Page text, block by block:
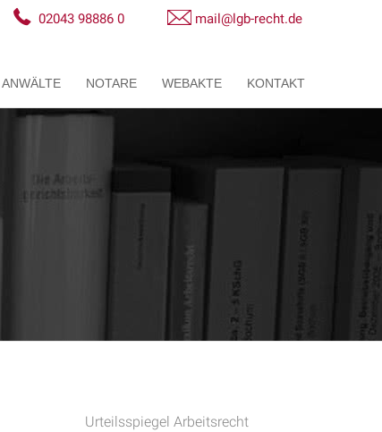
ANWÄLTE NOTARE WEBAKTE KONTAKT
02043 98886 0 mail@lgb-recht.de
Urteilsspiegel Arbeitsrecht